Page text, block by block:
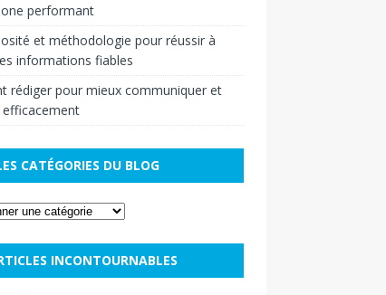
performant
et méthodologie pour réussir à
informations fiables
rédiger pour mieux communiquer et
CATÉGORIES DU BLOG
INCONTOURNABLES